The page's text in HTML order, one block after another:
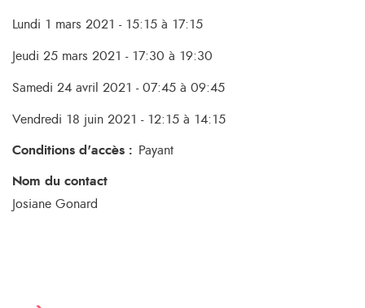
Lundi 1 mars 2021 - 15:15 à 17:15
Jeudi 25 mars 2021 - 17:30 à 19:30
Samedi 24 avril 2021 - 07:45 à 09:45
Vendredi 18 juin 2021 - 12:15 à 14:15
Conditions d'accès : Payant
Nom du contact
Josiane Gonard